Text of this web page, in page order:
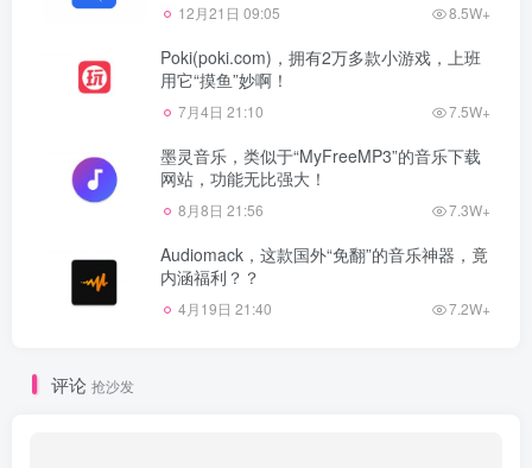
12月21日 09:05 8.5W+
Poki(poki.com)，拥有2万多款小游戏，上班
用它“摸鱼”妙啊！
7月4日 21:10 7.5W+
墨灵音乐，类似于“MyFreeMP3”的音乐下载
网站，功能无比强大！
8月8日 21:56 7.3W+
Audiomack，这款国外“免翻”的音乐神器，竟
内涵福利？？
4月19日 21:40 7.2W+
评论 抢沙发